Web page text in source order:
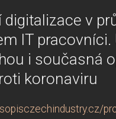
digitalizace v
IT pracovníci.
i současná
koronaviru